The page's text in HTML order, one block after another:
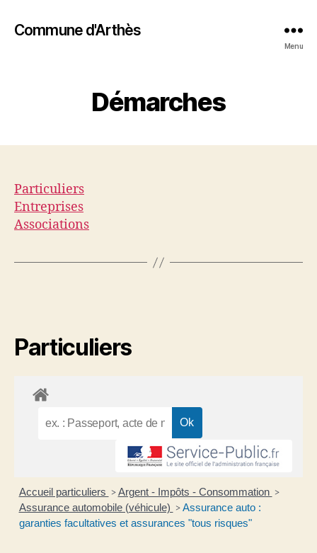
Commune d'Arthès
Menu
Démarches
Particuliers
Entreprises
Associations
Particuliers
Accueil particuliers > Argent - Impôts - Consommation >
Assurance automobile (véhicule) > Assurance auto :
garanties facultatives et assurances "tous risques"